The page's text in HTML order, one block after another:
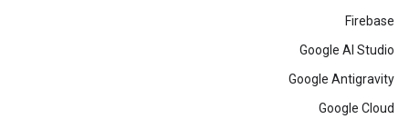
Firebase
Google AI Studio
Google Antigravity
Google Cloud